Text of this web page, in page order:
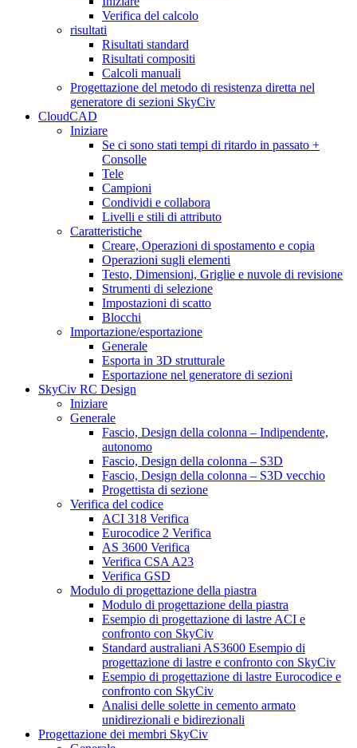
Verifica del calcolo
risultati
Risultati standard
Risultati compositi
Calcoli manuali
Progettazione del metodo di resistenza diretta nel
generatore di sezioni SkyCiv
CloudCAD
Iniziare
Se ci sono stati tempi di ritardo in passato +
Consolle
Tele
Campioni
Condividi e collabora
Livelli e stili di attributo
Caratteristiche
Creare, Operazioni di spostamento e copia
Operazioni sugli elementi
Testo, Dimensioni, Griglie e nuvole di revisione
Strumenti di selezione
Impostazioni di scatto
Blocchi
Importazione/esportazione
Generale
Esporta in 3D strutturale
Esportazione nel generatore di sezioni
SkyCiv RC Design
Iniziare
Generale
Fascio, Design della colonna – Indipendente,
autonomo
Fascio, Design della colonna – S3D
Fascio, Design della colonna – S3D vecchio
Progettista di sezione
Verifica del codice
ACI 318 Verifica
Eurocodice 2 Verifica
AS 3600 Verifica
Verifica CSA A23
Verifica GSD
Modulo di progettazione della piastra
Modulo di progettazione della piastra
Esempio di progettazione di lastre ACI e
confronto con SkyCiv
Standard australiani AS3600 Esempio di
progettazione di lastre e confronto con SkyCiv
Esempio di progettazione di lastre Eurocodice e
confronto con SkyCiv
Analisi delle solette in cemento armato
unidirezionali e bidirezionali
Progettazione dei membri SkyCiv